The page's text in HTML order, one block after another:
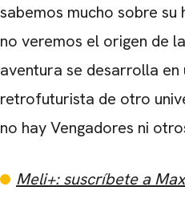
sabemos mucho sobre su
no veremos el origen de
aventura se desarrolla en
retrofuturista de otro
no hay Vengadores ni
Meli+: suscríbete a